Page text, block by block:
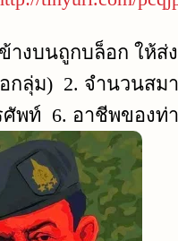
างบนถูกบล็อก ให้ส่
กลุ่ม) 2. จำนวนสม
ศัพท์ 6. อาชีพของท่